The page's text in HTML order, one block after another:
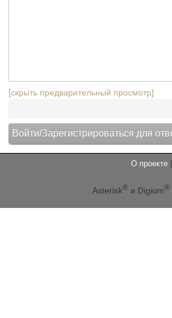
[скрыть предварительный просмотр]
О проекте
Asterisk® и Digium®